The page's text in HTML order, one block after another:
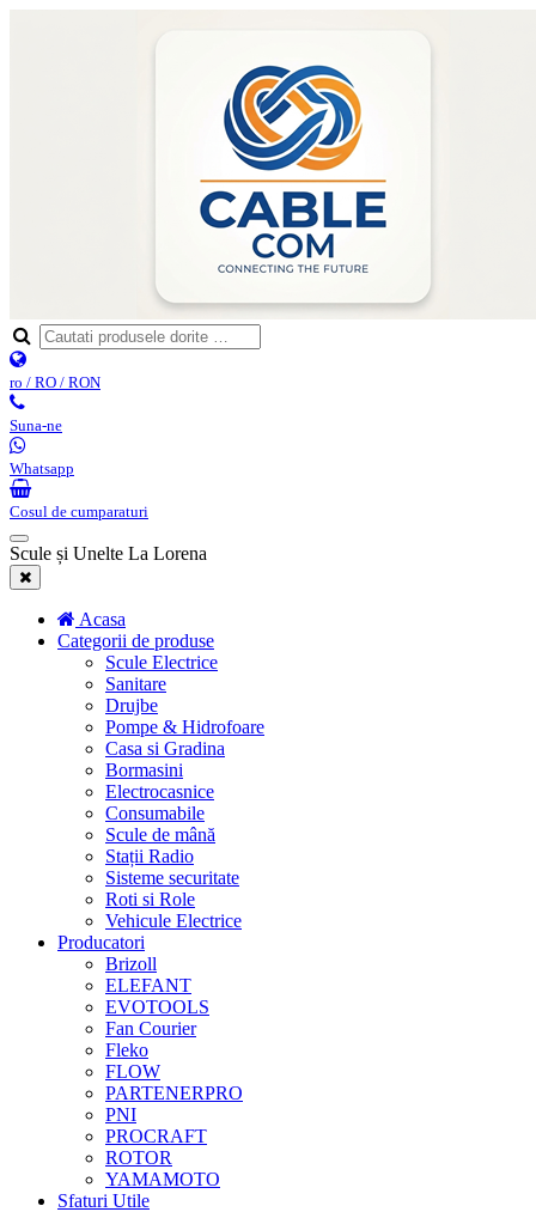
ro / RO / RON
Suna-ne
Whatsapp
Cosul de cumparaturi
Scule și Unelte La Lorena
Acasa
Categorii de produse
Scule Electrice
Sanitare
Drujbe
Pompe & Hidrofoare
Casa si Gradina
Bormasini
Electrocasnice
Consumabile
Scule de mână
Stații Radio
Sisteme securitate
Roti si Role
Vehicule Electrice
Producatori
Brizoll
ELEFANT
EVOTOOLS
Fan Courier
Fleko
FLOW
PARTENERPRO
PNI
PROCRAFT
ROTOR
YAMAMOTO
Sfaturi Utile